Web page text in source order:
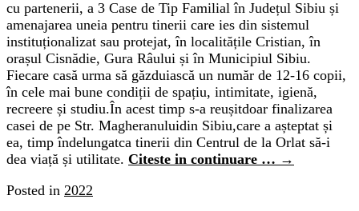
cu partenerii, a 3 Case de Tip Familial în Județul Sibiu și
amenajarea uneia pentru tinerii care ies din sistemul
instituționalizat sau protejat, în localitățile Cristian, în
orașul Cisnădie, Gura Râului și în Municipiul Sibiu.
Fiecare casă urma să găzduiască un număr de 12-16 copii,
în cele mai bune condiții de spațiu, intimitate, igienă,
recreere și studiu.În acest timp s-a reușitdoar finalizarea
casei de pe Str. Magheranuluidin Sibiu,care a așteptat și
ea, timp îndelungatca tinerii din Centrul de la Orlat să-i
dea viață și utilitate. Citeste in continuare … →
Posted in 2022